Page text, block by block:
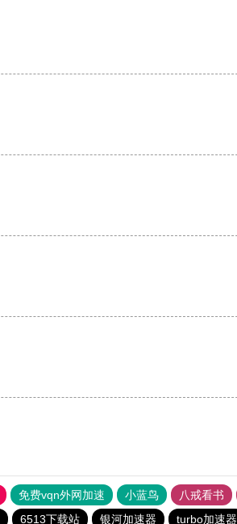
免费vqn外网加速 小蓝鸟 八戒看书
6513下载站 银河加速器 turbo加速器